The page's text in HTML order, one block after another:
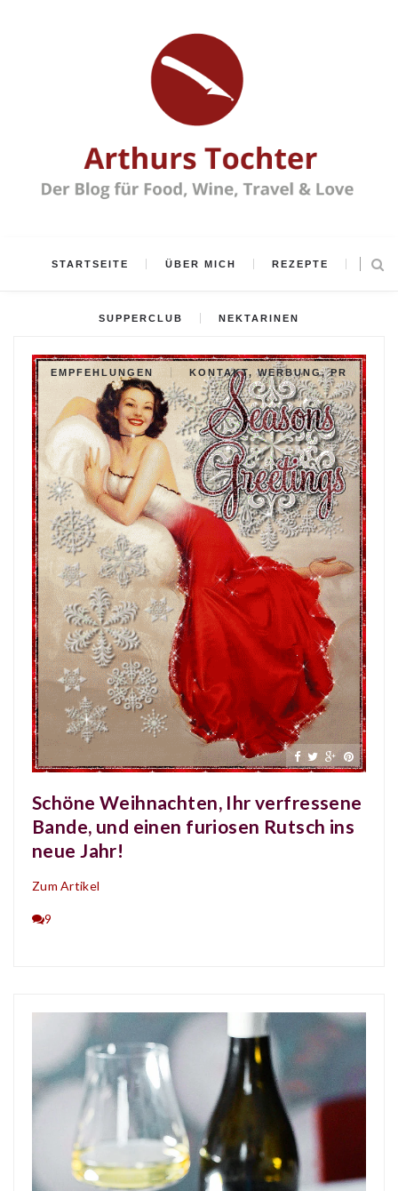
STARTSEITE ÜBER MICH REZEPTE
SUPPERCLUB NEKTARINEN
EMPFEHLUNGEN KONTAKT, WERBUNG, PR
Schöne Weihnachten, Ihr verfressene
Bande, und einen furiosen Rutsch ins
neue Jahr!
Zum Artikel
9